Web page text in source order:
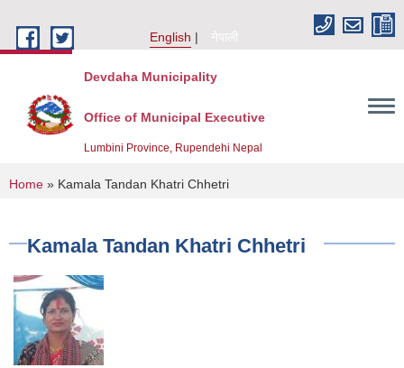
English
नेपाली
Devdaha Municipality
Office of Municipal Executive
Lumbini Province, Rupendehi Nepal
You are here
Home » Kamala Tandan Khatri Chhetri
Kamala Tandan Khatri Chhetri